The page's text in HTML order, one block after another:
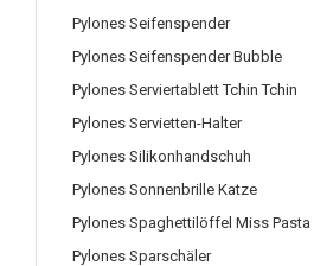
Pylones Seifenspender
Pylones Seifenspender Bubble
Pylones Serviertablett Tchin Tchin
Pylones Servietten-Halter
Pylones Silikonhandschuh
Pylones Sonnenbrille Katze
Pylones Spaghettilöffel Miss Pasta
Pylones Sparschäler